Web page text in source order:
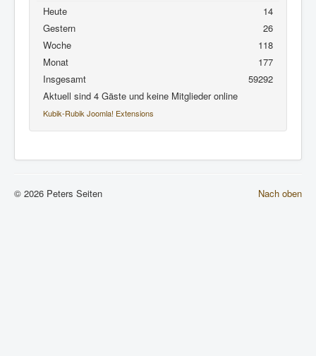
Heute
14
Gestern
26
Woche
118
Monat
177
Insgesamt
59292
Aktuell sind 4 Gäste und keine Mitglieder online
Kubik-Rubik Joomla! Extensions
Nach oben
© 2026 Peters Seiten